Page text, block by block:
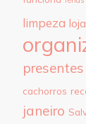
limpeza loja
presentes
cachorros
janeiro